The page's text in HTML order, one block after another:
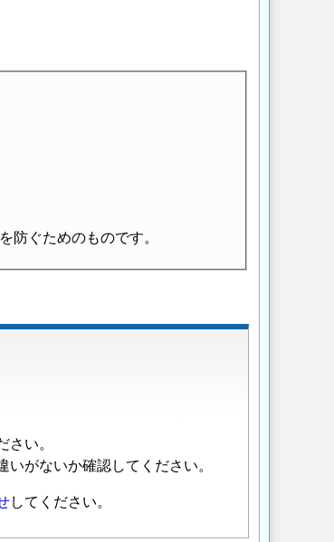
防ぐためのものです。
い。
がないか確認してください。
してください。